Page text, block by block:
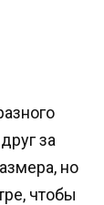
за
но
чтобы